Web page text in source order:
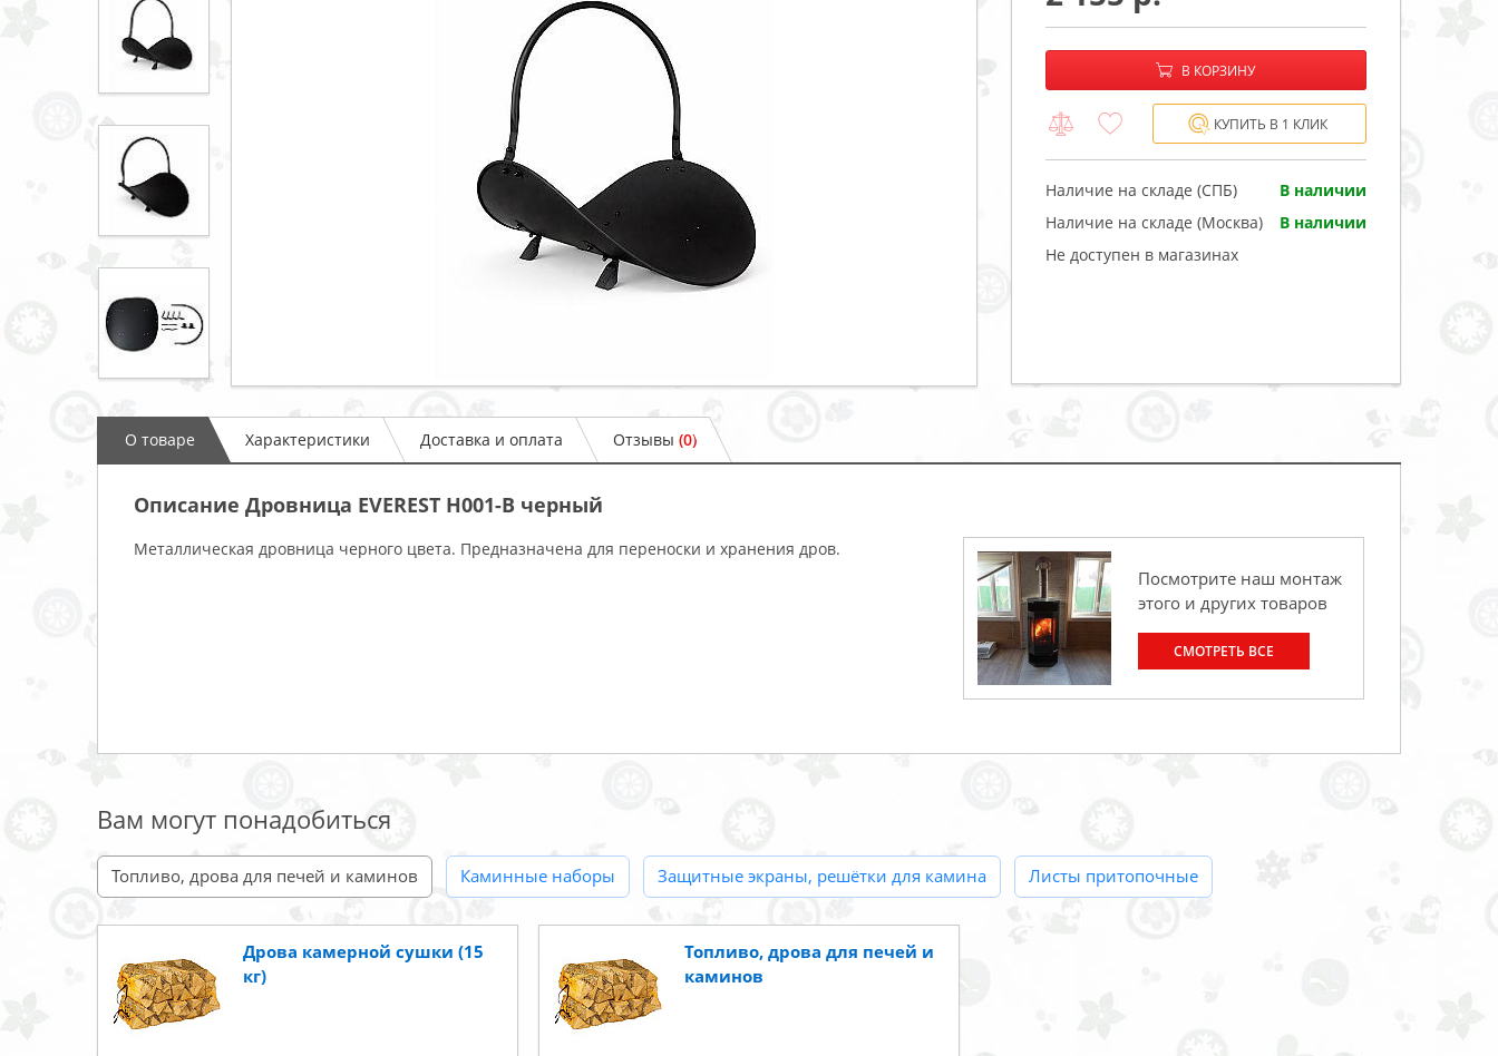
−
В КОРЗИНУ
КУПИТЬ В 1 КЛИК
Наличие на складе (СПБ)
В наличии
Наличие на складе (Москва)
В наличии
Не доступен в магазинах
О товаре Характеристики Доставка и оплата Отзывы (0)
Описание Дровница EVEREST Н001-В черный
Посмотрите наш монтаж
этого и других товаров
СМОТРЕТЬ ВСЕ
Металлическая дровница черного цвета. Предназначена для переноски и хранения дров.
Вам могут понадобиться
Топливо, дрова для печей и каминов Каминные наборы Защитные экраны, решётки для камина Листы притопочные
Дрова камерной сушки (15
кг)
Топливо, дрова для печей и
каминов